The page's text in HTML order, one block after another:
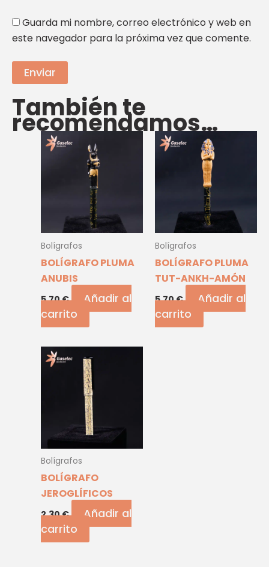
Guarda mi nombre, correo electrónico y web en
este navegador para la próxima vez que comente.
También te
recomendamos…
Bolígrafos
BOLÍGRAFO PLUMA
ANUBIS
5,70€
Añadir al
carrito
Bolígrafos
BOLÍGRAFO PLUMA
TUT-ANKH-AMÓN
5,70€
Añadir al
carrito
Bolígrafos
BOLÍGRAFO
JEROGLÍFICOS
2,30€
Añadir al
carrito